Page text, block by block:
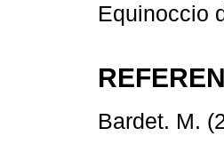
Equinoccio
Bardet. M.